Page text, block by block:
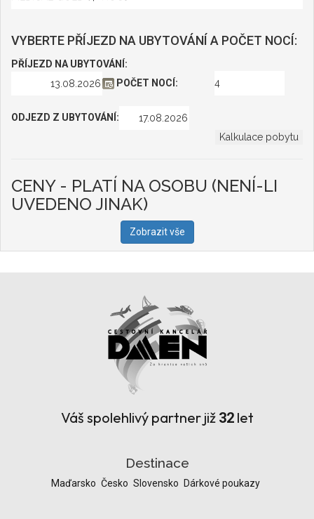
VYBERTE PŘÍJEZD NA UBYTOVÁNÍ A POČET NOCÍ:
PŘÍJEZD NA UBYTOVÁNÍ:
POČET NOCÍ:
ODJEZD Z UBYTOVÁNÍ:
CENY - PLATÍ NA OSOBU (NENÍ-LI
UVEDENO JINAK)
Zobrazit vše
Váš spolehlivý partner již 32let
Destinace
Maďarsko Česko Slovensko Dárkové poukazy